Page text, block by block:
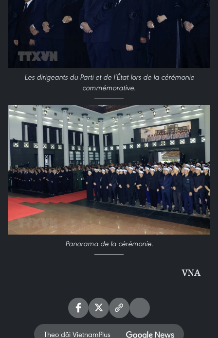
Les dirigeants du Parti et de l'État lors de la cérémonie
commémorative.
Panorama de la cérémonie.
VNA
Theo dõi VietnamPlus